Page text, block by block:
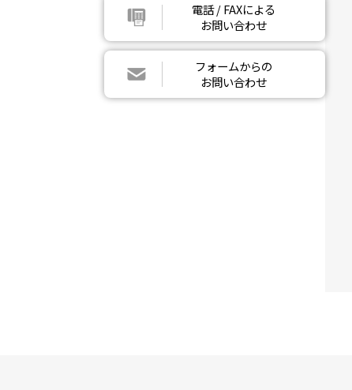
電話 / FAXによる
お問い合わせ
フォームからの
お問い合わせ